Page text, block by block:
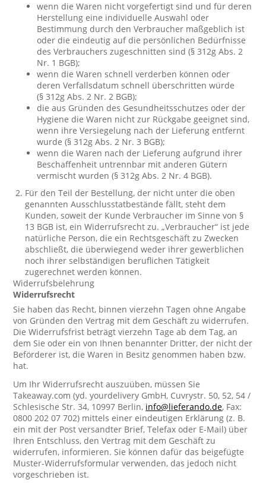
wenn die Waren nicht vorgefertigt sind und für deren
Herstellung eine individuelle Auswahl oder
Bestimmung durch den Verbraucher maßgeblich ist
oder die eindeutig auf die persönlichen Bedürfnisse
des Verbrauchers zugeschnitten sind (§ 312g Abs. 2
Nr. 1 BGB);
wenn die Waren schnell verderben können oder
deren Verfallsdatum schnell überschritten würde
(§ 312g Abs. 2 Nr. 2 BGB);
die aus Gründen des Gesundheitsschutzes oder der
Hygiene die Waren nicht zur Rückgabe geeignet sind,
wenn ihre Versiegelung nach der Lieferung entfernt
wurde (§ 312g Abs. 2 Nr. 3 BGB);
wenn die Waren nach der Lieferung aufgrund ihrer
Beschaffenheit untrennbar mit anderen Gütern
vermischt wurden (§ 312g Abs. 2 Nr. 4 BGB).
Für den Teil der Bestellung, der nicht unter die oben
genannten Ausschlusstatbestände fällt, steht dem
Kunden, soweit der Kunde Verbraucher im Sinne von §
13 BGB ist, ein Widerrufsrecht zu. „Verbraucher“ ist jede
natürliche Person, die ein Rechtsgeschäft zu Zwecken
abschließt, die überwiegend weder ihrer gewerblichen
noch ihrer selbständigen beruflichen Tätigkeit
zugerechnet werden können.
Widerrufsbelehrung
Widerrufsrecht
Sie haben das Recht, binnen vierzehn Tagen ohne Angabe
von Gründen den Vertrag mit dem Geschäft zu widerrufen.
Die Widerrufsfrist beträgt vierzehn Tage ab dem Tag, an
dem Sie oder ein von Ihnen benannter Dritter, der nicht der
Beförderer ist, die Waren in Besitz genommen haben bzw.
hat.
Um Ihr Widerrufsrecht auszuüben, müssen Sie
Takeaway.com (yd. yourdelivery GmbH, Cuvrystr. 50, 52, 54 /
Schlesische Str. 34, 10997 Berlin, info@lieferando.de, Fax:
0800 202 07 702) mittels einer eindeutigen Erklärung (z. B.
ein mit der Post versandter Brief, Telefax oder E-Mail) über
Ihren Entschluss, den Vertrag mit dem Geschäft zu
widerrufen, informieren. Sie können dafür das beigefügte
Muster-Widerrufsformular verwenden, das jedoch nicht
vorgeschrieben ist.